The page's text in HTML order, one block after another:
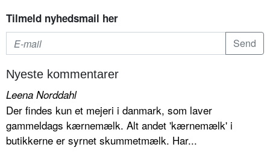
Tilmeld nyhedsmail her
Nyeste kommentarer
Leena Norddahl
Der findes kun et mejeri i danmark, som laver
gammeldags kærnemælk. Alt andet 'kærnemælk' i
butikkerne er syrnet skummetmælk. Har...